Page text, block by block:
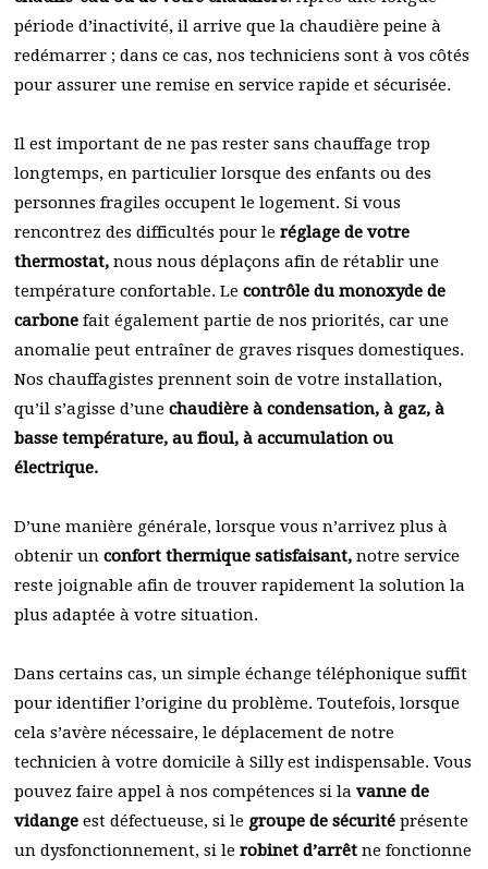
période d’inactivité, il arrive que la chaudière peine à
redémarrer ; dans ce cas, nos techniciens sont à vos côtés
pour assurer une remise en service rapide et sécurisée.
Il est important de ne pas rester sans chauffage trop
longtemps, en particulier lorsque des enfants ou des
personnes fragiles occupent le logement. Si vous
rencontrez des difficultés pour le réglage de votre
thermostat, nous nous déplaçons afin de rétablir une
température confortable. Le contrôle du monoxyde de
carbone fait également partie de nos priorités, car une
anomalie peut entraîner de graves risques domestiques.
Nos chauffagistes prennent soin de votre installation,
qu’il s’agisse d’une chaudière à condensation, à gaz, à
basse température, au fioul, à accumulation ou
électrique.
D’une manière générale, lorsque vous n’arrivez plus à
obtenir un confort thermique satisfaisant, notre service
reste joignable afin de trouver rapidement la solution la
plus adaptée à votre situation.
Dans certains cas, un simple échange téléphonique suffit
pour identifier l’origine du problème. Toutefois, lorsque
cela s’avère nécessaire, le déplacement de notre
technicien à votre domicile à Silly est indispensable. Vous
pouvez faire appel à nos compétences si la vanne de
vidange est défectueuse, si le groupe de sécurité présente
un dysfonctionnement, si le robinet d’arrêt ne fonctionne